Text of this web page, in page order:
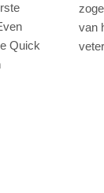
Quick
22:50
van